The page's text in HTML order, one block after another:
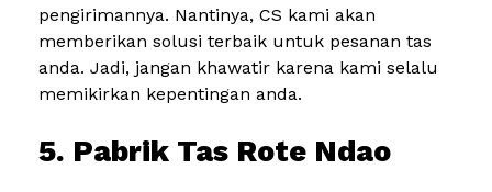
pengirimannya. Nantinya, CS kami akan
memberikan solusi terbaik untuk pesanan tas
anda. Jadi, jangan khawatir karena kami selalu
memikirkan kepentingan anda.
5. Pabrik Tas Rote Ndao